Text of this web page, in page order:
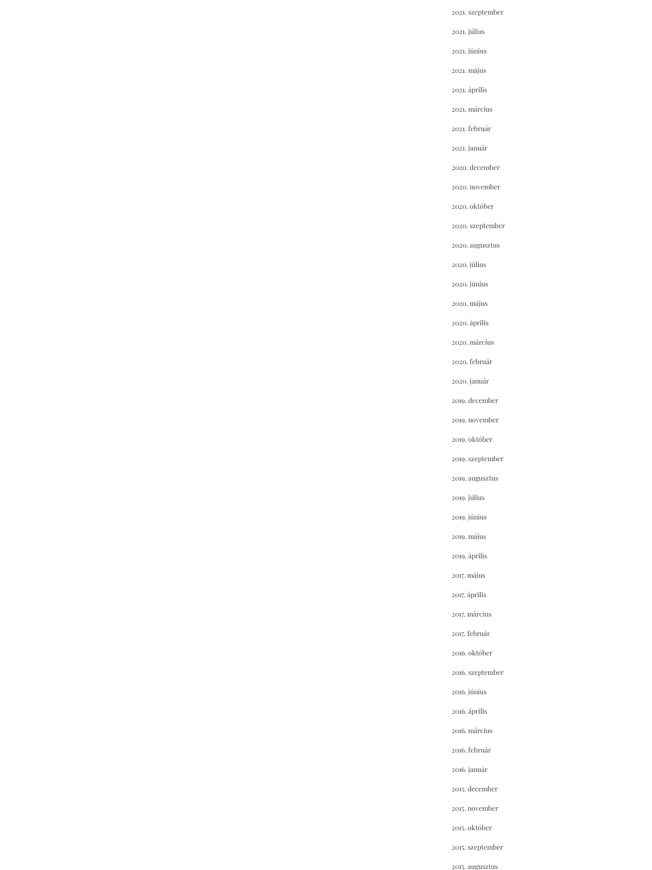
2021. szeptember
2021. július
2021. június
2021. május
2021. április
2021. március
2021. február
2021. január
2020. december
2020. november
2020. október
2020. szeptember
2020. augusztus
2020. július
2020. június
2020. május
2020. április
2020. március
2020. február
2020. január
2019. december
2019. november
2019. október
2019. szeptember
2019. augusztus
2019. július
2019. június
2019. május
2019. április
2017. május
2017. április
2017. március
2017. február
2016. október
2016. szeptember
2016. június
2016. április
2016. március
2016. február
2016. január
2015. december
2015. november
2015. október
2015. szeptember
2015. augusztus